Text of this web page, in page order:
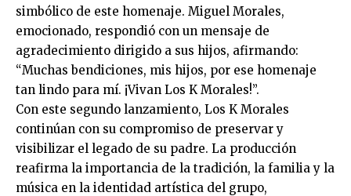
simbólico de este homenaje. Miguel Morales,
emocionado, respondió con un mensaje de
agradecimiento dirigido a sus hijos, afirmando:
“Muchas bendiciones, mis hijos, por ese homenaje
tan lindo para mí. ¡Vivan Los K Morales!”.
Con este segundo lanzamiento, Los K Morales
continúan con su compromiso de preservar y
visibilizar el legado de su padre. La producción
reafirma la importancia de la tradición, la familia y la
música en la identidad artística del grupo,